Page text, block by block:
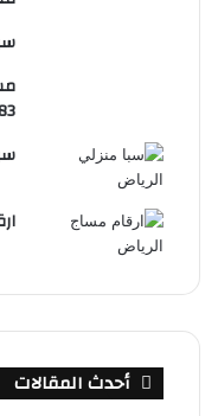
أحدث المقالات